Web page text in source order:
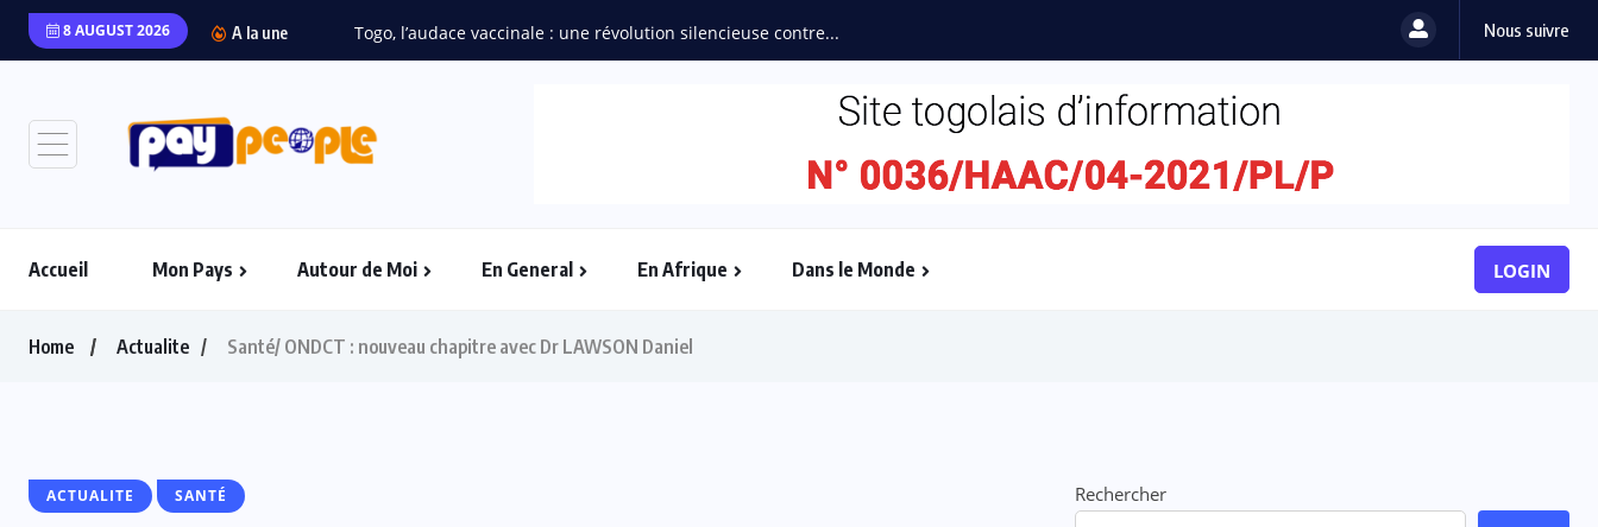
8 AUGUST 2026 A la une Togo, l’audace vaccinale : une révolution silencieuse contre... Nous suivre
Accueil Mon Pays Autour de Moi En General En Afrique Dans le Monde LOGIN
Home Actualite Santé/ ONDCT : nouveau chapitre avec Dr LAWSON Daniel
ACTUALITE SANTÉ
Rechercher